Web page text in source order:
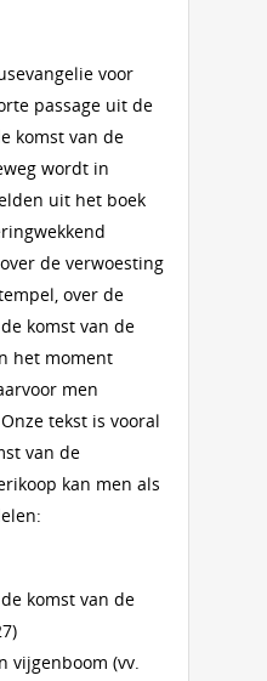
voor
passage uit de
komst van de
wordt in
uit het boek
de verwoesting
over de
komst van de
het moment
men
tekst is vooral
van de
kan men als
komst van de
vijgenboom (vv.